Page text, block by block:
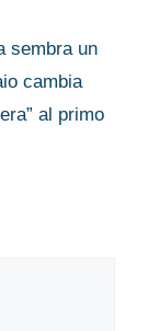
sembra un
cambia
al primo